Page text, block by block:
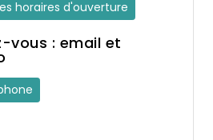
horaires d'ouverture
vous : email et